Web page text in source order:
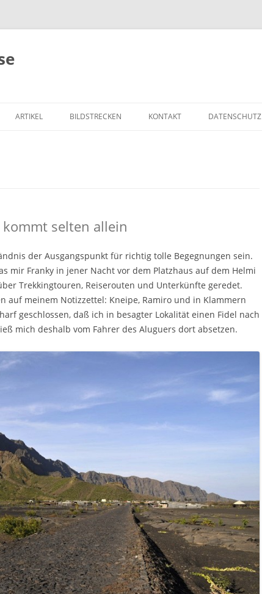
ARTIKEL BILDSTRECKEN KONTAKT DATENSCHUTZ
selten allein
der Ausgangspunkt für richtig tolle Begegnungen sein.
mir Franky in jener Nacht vor dem Platzhaus auf dem Helmi
Trekkingtouren, Reiserouten und Unterkünfte geredet.
auf meinem Notizzettel: Kneipe, Ramiro und in Klammern
geschlossen, daß ich in besagter Lokalität einen Fidel nach
mich deshalb vom Fahrer des Aluguers dort absetzen.